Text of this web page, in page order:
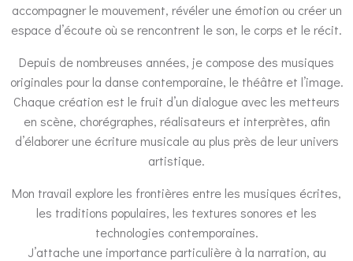
accompagner le mouvement, révéler une émotion ou créer un
espace d’écoute où se rencontrent le son, le corps et le récit.
Depuis de nombreuses années, je compose des musiques
originales pour la danse contemporaine, le théâtre et l’image.
Chaque création est le fruit d’un dialogue avec les metteurs
en scène, chorégraphes, réalisateurs et interprètes, afin
d’élaborer une écriture musicale au plus près de leur univers
artistique.
Mon travail explore les frontières entre les musiques écrites,
les traditions populaires, les textures sonores et les
technologies contemporaines.
J’attache une importance particulière à la narration, au